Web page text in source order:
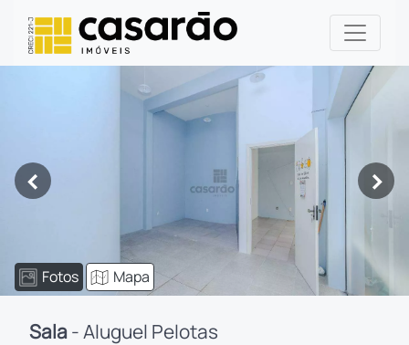
< >
Fotos Mapa
Sala- Aluguel Pelotas